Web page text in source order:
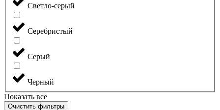
Светло-серый
Серебристый
Серый
Черный
Показать все
Очистить фильтры